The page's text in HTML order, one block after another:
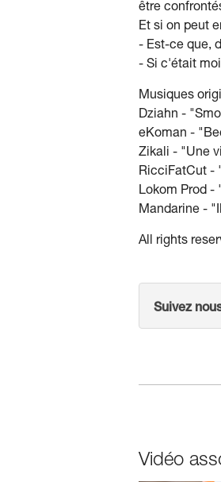
être
Et si on peut
- Est-ce que,
- Si c'était
Musiques
Dziahn -
eKoman -
Zikali - "Une
RicciFatCut -
Lokom Prod -
Mandarine -
All rights
Suivez
Vidéo